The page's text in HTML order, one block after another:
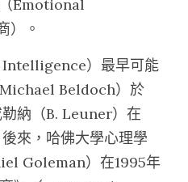
Emotional
）。
）最早可能
Beldoch）於
納（B. Leuner）在
來，哈佛大學心理學
Goleman）在1995年